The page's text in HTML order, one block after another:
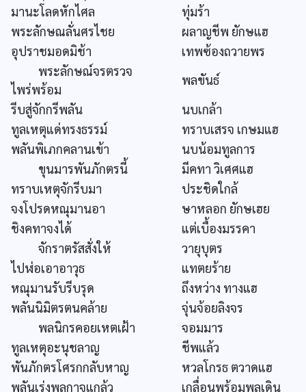
มานะโลดหักไศล
ทุ่มร้า
พระลักษณลั่นศรไชย
ผลาญชีพ ยักษแฮ
อุปราชมอดมิช้า
เทพซ้องถวายพร
พระลักษณ์จรตรวจ
ไพร่พร้อม
พลขันธ์
รีบสู่จักกรีพลัน
นบเกล้า
ทูลเหตุแด่ทรงธรรม์
ทราบเสรจ เกษมแฮ
พลันพิเภกคลานเข้า
นบน้อมทูลการ
ขุนมารพันภักตรนี้
มีคทา วิเศศแฮ
ทราบเหตุจักรีบมา
ประชิดใกล้
จงโปรดหณุมานอา
ษาหลอก ยักษเฮย
ชิงคทาจงได้
แต่เบื้องมรรคา
จักราตรัสสั่งให้
วายุบุตร
ไปฬ่อเอาอาวุธ
แทตยร้าย
หณุมานรับรีบรุด
ถึงหว่าง ทางแฮ
พลันนิมิตรตนคล้าย
จุ่นจ้อยลิงจร
พลนิกรคอยเหตเฝ้า
จอมมาร
ทูลเหตุอะนุชลาญ
ชีพแล้ว
พันภักตรโศรกกลับหาญ
หวลโกรธ ตวาดแฮ
พลันเร่งพลกาจแกล้ว
เกลื่อนพร้อมพลเดิน